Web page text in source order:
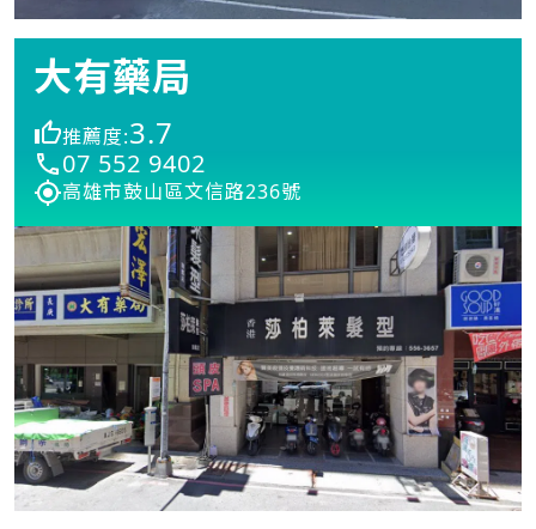
大有藥局
推薦度:3.7
07 552 9402
高雄市鼓山區文信路236號